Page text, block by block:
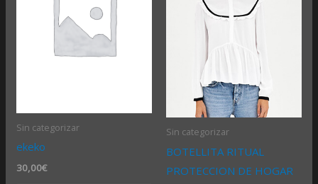
Sin categorizar
ekeko
30,00€
Sin categorizar
BOTELLITA RITUAL
PROTECCION DE HOGAR